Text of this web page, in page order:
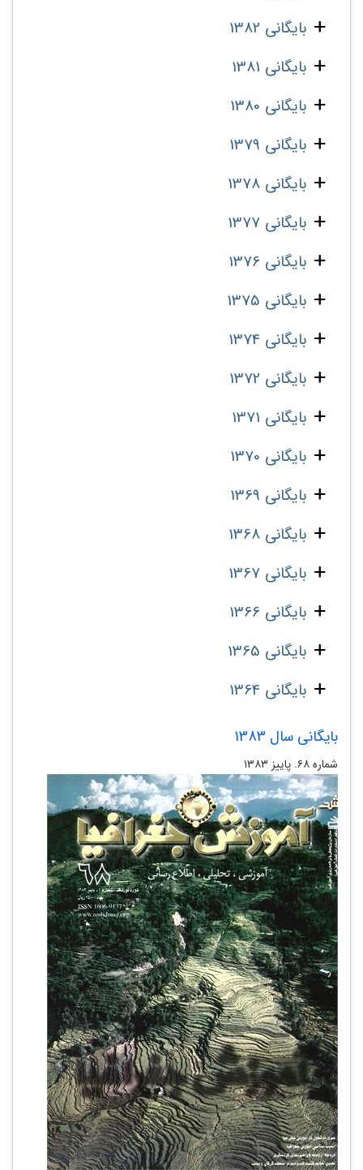
بایگانی 1382
بایگانی 1381
بایگانی 1380
بایگانی 1379
بایگانی 1378
بایگانی 1377
بایگانی 1376
بایگانی 1375
بایگانی 1374
بایگانی 1372
بایگانی 1371
بایگانی 1370
بایگانی 1369
بایگانی 1368
بایگانی 1367
بایگانی 1366
بایگانی 1365
بایگانی 1364
بایگانی سال 1383
شماره ۶۸. پاییز ۱۳۸۳